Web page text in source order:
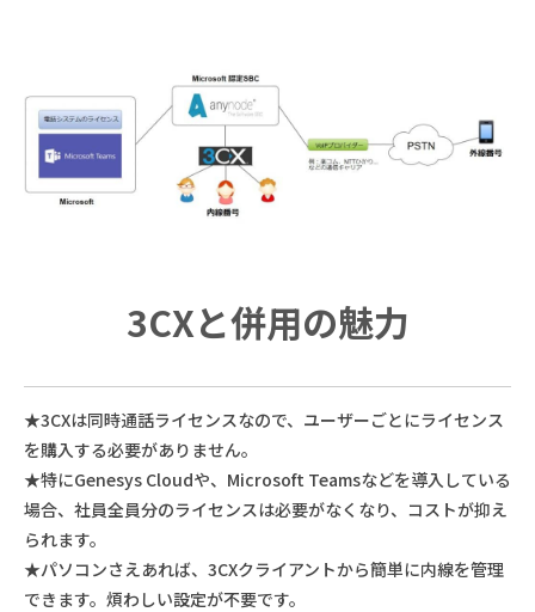
3CXと併用の魅力
★3CXは同時通話ライセンスなので、ユーザーごとにライセンス
を購入する必要がありません。
★特にGenesys Cloudや、Microsoft Teamsなどを導入している
場合、社員全員分のライセンスは必要がなくなり、コストが抑え
られます。
★パソコンさえあれば、3CXクライアントから簡単に内線を管理
できます。煩わしい設定が不要です。